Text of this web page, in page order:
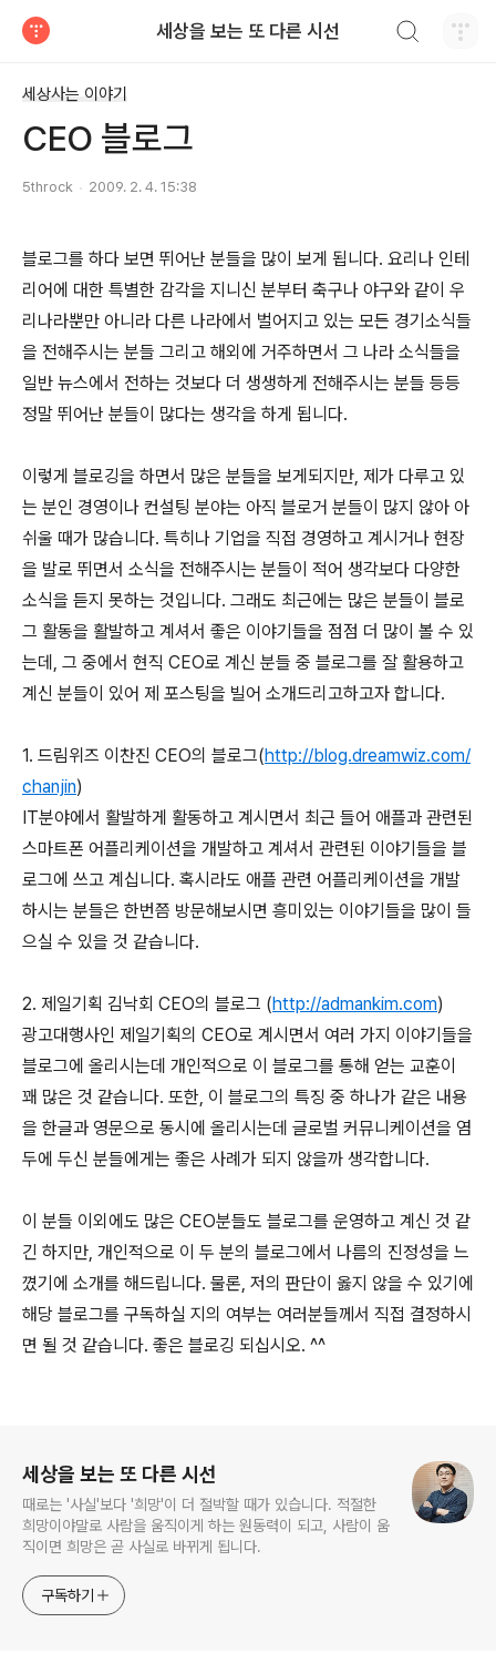
세상을 보는 또 다른 시선
세상사는 이야기
CEO 블로그
5throck 2009. 2. 4. 15:38
블로그를 하다 보면 뛰어난 분들을 많이 보게 됩니다. 요리나 인테
리어에 대한 특별한 감각을 지니신 분부터 축구나 야구와 같이 우
리나라뿐만 아니라 다른 나라에서 벌어지고 있는 모든 경기소식들
을 전해주시는 분들 그리고 해외에 거주하면서 그 나라 소식들을
일반 뉴스에서 전하는 것보다 더 생생하게 전해주시는 분들 등등
정말 뛰어난 분들이 많다는 생각을 하게 됩니다.
이렇게 블로깅을 하면서 많은 분들을 보게되지만, 제가 다루고 있
는 분인 경영이나 컨설팅 분야는 아직 블로거 분들이 많지 않아 아
쉬울 때가 많습니다. 특히나 기업을 직접 경영하고 계시거나 현장
을 발로 뛰면서 소식을 전해주시는 분들이 적어 생각보다 다양한
소식을 듣지 못하는 것입니다. 그래도 최근에는 많은 분들이 블로
그 활동을 활발하고 계셔서 좋은 이야기들을 점점 더 많이 볼 수 있
는데, 그 중에서 현직 CEO로 계신 분들 중 블로그를 잘 활용하고
계신 분들이 있어 제 포스팅을 빌어 소개드리고하고자 합니다.
1. 드림위즈 이찬진 CEO의 블로그(http://blog.dreamwiz.com/
chanjin)
IT분야에서 활발하게 활동하고 계시면서 최근 들어 애플과 관련된
스마트폰 어플리케이션을 개발하고 계셔서 관련된 이야기들을 블
로그에 쓰고 계십니다. 혹시라도 애플 관련 어플리케이션을 개발
하시는 분들은 한번쯤 방문해보시면 흥미있는 이야기들을 많이 들
으실 수 있을 것 같습니다.
2. 제일기획 김낙회 CEO의 블로그 (http://admankim.com)
광고대행사인 제일기획의 CEO로 계시면서 여러 가지 이야기들을
블로그에 올리시는데 개인적으로 이 블로그를 통해 얻는 교훈이
꽤 많은 것 같습니다. 또한, 이 블로그의 특징 중 하나가 같은 내용
을 한글과 영문으로 동시에 올리시는데 글로벌 커뮤니케이션을 염
두에 두신 분들에게는 좋은 사례가 되지 않을까 생각합니다.
이 분들 이외에도 많은 CEO분들도 블로그를 운영하고 계신 것 같
긴 하지만, 개인적으로 이 두 분의 블로그에서 나름의 진정성을 느
꼈기에 소개를 해드립니다. 물론, 저의 판단이 옳지 않을 수 있기에
해당 블로그를 구독하실 지의 여부는 여러분들께서 직접 결정하시
면 될 것 같습니다. 좋은 블로깅 되십시오. ^^
세상을 보는 또 다른 시선
때로는 '사실'보다 '희망'이 더 절박할 때가 있습니다. 적절한
희망이야말로 사람을 움직이게 하는 원동력이 되고, 사람이 움
직이면 희망은 곧 사실로 바뀌게 됩니다.
구독하기